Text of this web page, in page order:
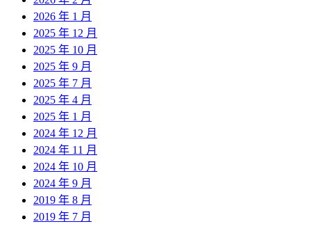
2026 年 1 月
2025 年 12 月
2025 年 10 月
2025 年 9 月
2025 年 7 月
2025 年 4 月
2025 年 1 月
2024 年 12 月
2024 年 11 月
2024 年 10 月
2024 年 9 月
2019 年 8 月
2019 年 7 月